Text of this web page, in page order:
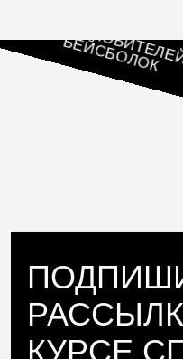
КЛУБ ЛЮБИТЕЛЕЙ
БЕЙСБОЛОК